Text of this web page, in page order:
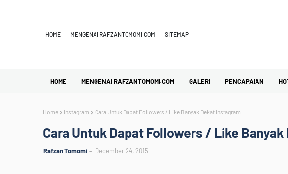
HOME MENGENAI RAFZANTOMOMI.COM SITEMAP
HOME MENGENAI RAFZANTOMOMI.COM GALERI PENCAPAIAN
Home Instagram Cara Untuk Dapat Followers / Like Banyak Dekat Instagram
Cara Untuk Dapat Followers / Like
Rafzan Tomomi December 24, 2015